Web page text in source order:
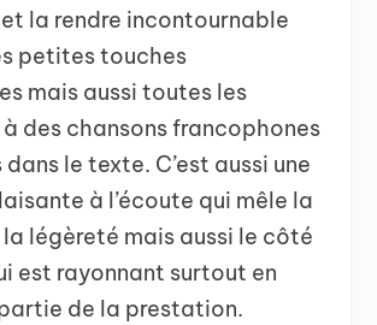
la rendre incontournable
petites touches
mais aussi toutes les
des chansons francophones
le texte. C’est aussi une
à l’écoute qui mêle la
légèreté mais aussi le côté
est rayonnant surtout en
de la prestation.